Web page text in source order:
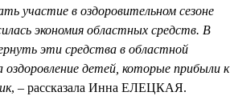
участие в оздоровительном сезоне
экономия областных средств. В
эти средства в областной
детей, которые прибыли к
, – рассказала Инна ЕЛЕЦКАЯ.